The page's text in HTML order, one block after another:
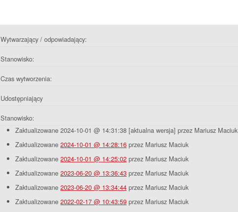
Wytwarzający / odpowiadający:
Stanowisko:
Czas wytworzenia:
Udostępniający
Stanowisko:
Zaktualizowane 2024-10-01 @ 14:31:38 [aktualna wersja] przez Mariusz Maciuk
Zaktualizowane 2024-10-01 @ 14:28:16 przez Mariusz Maciuk
Zaktualizowane 2024-10-01 @ 14:25:02 przez Mariusz Maciuk
Zaktualizowane 2023-06-20 @ 13:36:43 przez Mariusz Maciuk
Zaktualizowane 2023-06-20 @ 13:34:44 przez Mariusz Maciuk
Zaktualizowane 2022-02-17 @ 10:43:59 przez Mariusz Maciuk